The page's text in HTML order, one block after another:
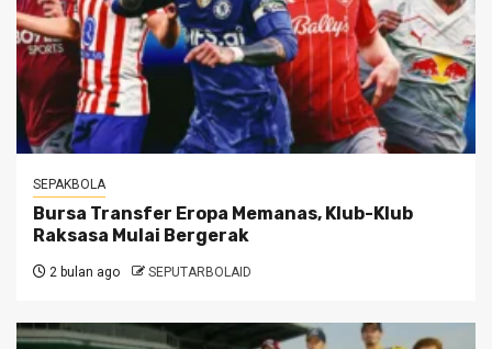
SEPAKBOLA
Bursa Transfer Eropa Memanas, Klub-Klub
Raksasa Mulai Bergerak
2 bulan ago SEPUTARBOLAID